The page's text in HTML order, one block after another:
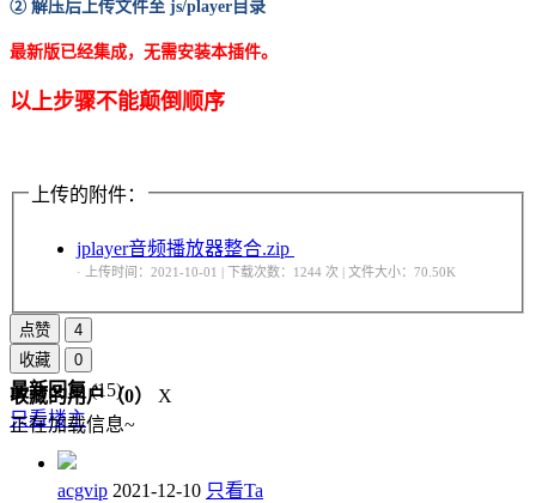
② 解压后上传文件至 js/player目录
最新版已经集成，无需安装本插件。
以上步骤不能颠倒顺序
上传的附件：
jplayer音频播放器整合.zip
· 上传时间：2021-10-01 | 下载次数：1244 次 | 文件大小：70.50K
点赞
4
收藏
0
收藏的用户（0）
X
正在加载信息~
最新回复(15)
只看楼主
acgvip 2021-12-10 只看Ta